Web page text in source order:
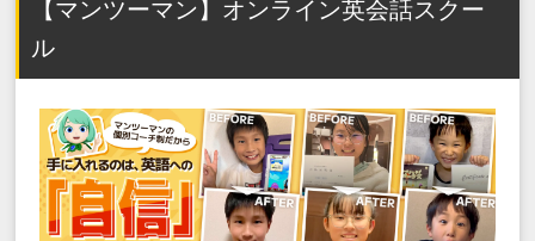
【マンツーマン】オンライン英会話スクー
ル